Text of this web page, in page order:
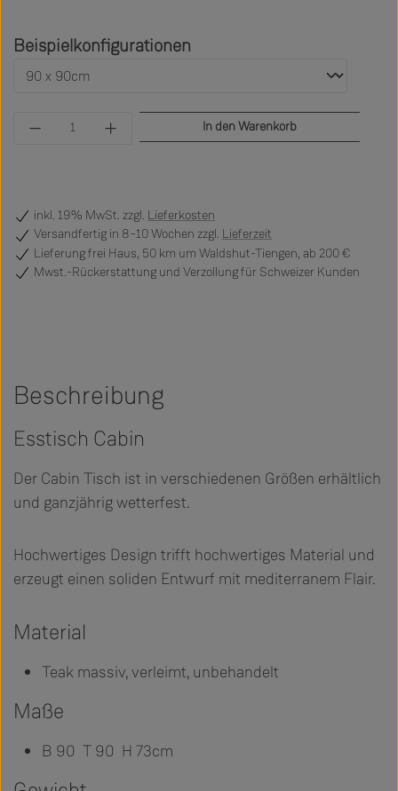
Beispielkonfigurationen
Produkt Anzahl: Gib den gewünschten Wert
In den Warenkorb
inkl. 19% MwSt. zzgl. Lieferkosten
Versandfertig in 8–10 Wochen zzgl. Lieferzeit
Lieferung frei Haus, 50 km um Waldshut-Tiengen, ab 200 €
Mwst.-Rückerstattung und Verzollung für Schweizer Kunden
Beschreibung
Esstisch Cabin
Der Cabin Tisch ist in verschiedenen Größen erhältlich
und ganzjährig wetterfest.
Hochwertiges Design trifft hochwertiges Material und
erzeugt einen soliden Entwurf mit mediterranem Flair.
Material
Teak massiv, verleimt, unbehandelt
Maße
B 90 T 90 H 73cm